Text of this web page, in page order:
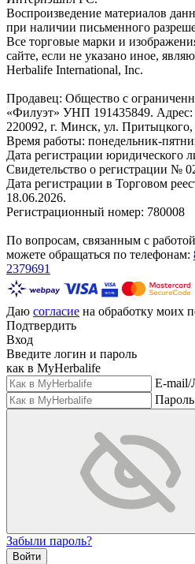
Воспроизведение материалов
при наличии письменного
Все торговые марки и
сайте, если не указано иное,
Herbalife International, Inc.
Продавец: Общество с
«Филуэт» УНП 191435849. Адрес:
220092, г. Минск, ул.
Время работы: понедельник-
Дата регистрации юридического
Свидетельство о регистрации №
Дата регистрации в Торговом
18.06.2026.
Регистрационный номер: 780008
По вопросам, связанным с
можете обращаться по телефонам:
2379691
Даю согласие на обработку моих
Подтвердить
Вход
Введите логин и пароль
как в MyHerbalife
E-mail/
Пароль
Забыли пароль?
Войти